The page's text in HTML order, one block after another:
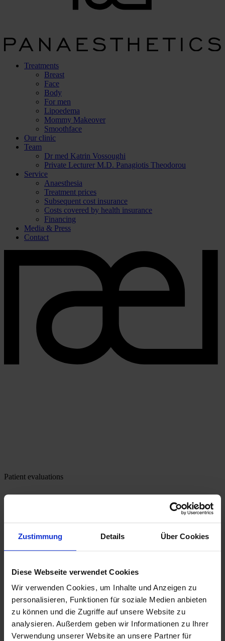
Zustimmung Details Über Cookies
Diese Webseite verwendet Cookies
Wir verwenden Cookies, um Inhalte und Anzeigen zu
personalisieren, Funktionen für soziale Medien anbieten
zu können und die Zugriffe auf unsere Website zu
analysieren. Außerdem geben wir Informationen zu Ihrer
Verwendung unserer Website an unsere Partner für
Treatments
Breast
Face
Body
For men
Lipoedema
Mommy Makeover
Smoothface
Our clinic
Team
Dr med Katrin Vossoughi
Private Lecturer M.D. Panagiotis Theodorou
Service
Anaesthesia
Treatment prices
Subsequent cost insurance
Costs covered by health insurance
Financing
Media & Press
Contact
Patient evaluations